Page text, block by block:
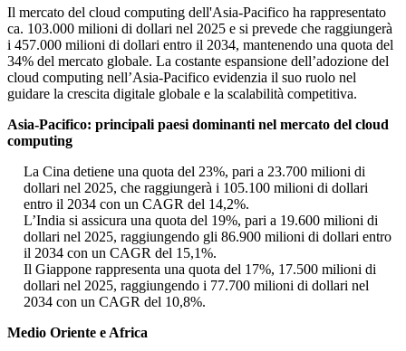
Il mercato del cloud computing dell'Asia-Pacifico ha rappresentato
ca. 103.000 milioni di dollari nel 2025 e si prevede che raggiungerà
i 457.000 milioni di dollari entro il 2034, mantenendo una quota del
34% del mercato globale. La costante espansione dell’adozione del
cloud computing nell’Asia-Pacifico evidenzia il suo ruolo nel
guidare la crescita digitale globale e la scalabilità competitiva.
Asia-Pacifico: principali paesi dominanti nel mercato del cloud
computing
La Cina detiene una quota del 23%, pari a 23.700 milioni di
dollari nel 2025, che raggiungerà i 105.100 milioni di dollari
entro il 2034 con un CAGR del 14,2%.
L’India si assicura una quota del 19%, pari a 19.600 milioni di
dollari nel 2025, raggiungendo gli 86.900 milioni di dollari entro
il 2034 con un CAGR del 15,1%.
Il Giappone rappresenta una quota del 17%, 17.500 milioni di
dollari nel 2025, raggiungendo i 77.700 milioni di dollari nel
2034 con un CAGR del 10,8%.
Medio Oriente e Africa